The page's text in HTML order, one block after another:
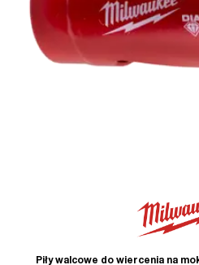
Piły walcowe do wiercenia na